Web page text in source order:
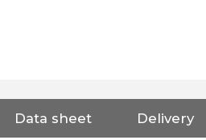
Data sheet Delivery